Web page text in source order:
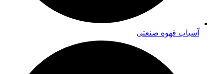
آسیاب قهوه صنعتی